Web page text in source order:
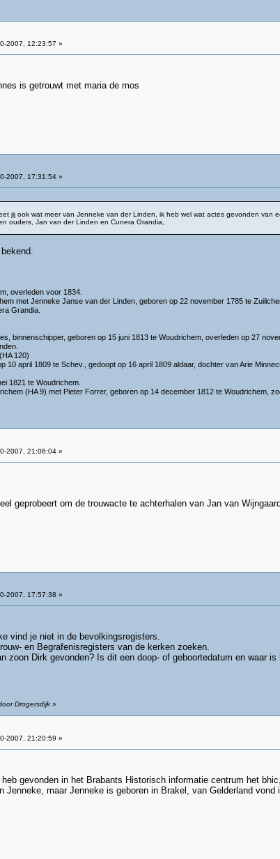
2007, 12:23:57 »
is getrouwt met maria de mos
2007, 17:31:54 »
jij ook wat meer van Jenneke van der Linden, ik heb wel wat actes gevonden
ouders, Jan van der Linden en Cunera Grandia,
overleden voor 1834.
met Jenneke Janse van der Linden, geboren op 22 november 1785 te
Grandia.
binnenschipper, geboren op 15 juni 1813 te Woudrichem, overleden op 27
120)
10 april 1809 te Schev., gedoopt op 16 april 1809 aldaar, dochter van Arie
1821 te Woudrichem.
(HA 9) met Pieter Forrer, geboren op 14 december 1812 te Woudrichem,
2007, 21:06:04 »
geprobeert om de trouwacte te achterhalen van Jan van
2007, 17:57:38 »
vind je niet in de bevolkingsregisters.
en Begrafenisregisters van de kerken zoeken.
zoon Dirk gevonden? Is dit een doop- of geboortedatum en waar is
Drogersdijk»
2007, 21:20:59 »
gevonden in het Brabants Historisch informatie centrum het
Jenneke, maar Jenneke is geboren in Brakel, van Gelderland